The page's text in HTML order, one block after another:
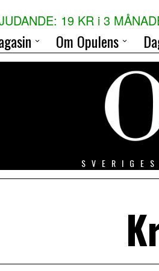
19 KR i 3
Om Opulens